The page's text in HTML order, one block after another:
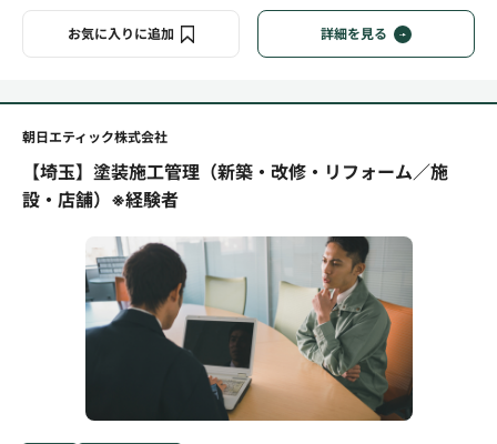
お気に入りに追加 詳細を見る
朝日エティック株式会社
【埼玉】塗装施工管理（新築・改修・リフォーム／施
設・店舗）※経験者